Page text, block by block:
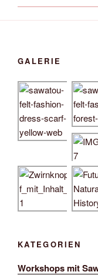
GALERIE
KATEGORIEN
Workshops mit